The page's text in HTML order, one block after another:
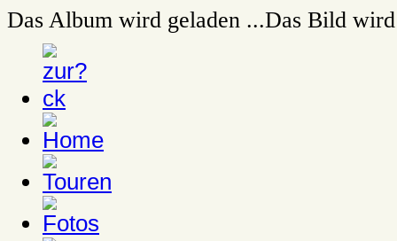
Das Album wird geladen ...Das Bild